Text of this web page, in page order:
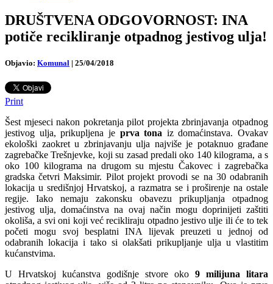
DRUŠTVENA ODGOVORNOST: INA
potiče recikliranje otpadnog jestivog ulja!
Objavio: Komunal | 25/04/2018
Print
Šest mjeseci nakon pokretanja pilot projekta zbrinjavanja otpadnog
jestivog ulja, prikupljena je prva tona iz domaćinstava. Ovakav
ekološki zaokret u zbrinjavanju ulja najviše je potaknuo građane
zagrebačke Trešnjevke, koji su zasad predali oko 140 kilograma, a s
oko 100 kilograma na drugom su mjestu Čakovec i zagrebačka
gradska četvri Maksimir. Pilot projekt provodi se na 30 odabranih
lokacija u središnjoj Hrvatskoj, a razmatra se i proširenje na ostale
regije. Iako nemaju zakonsku obavezu prikupljanja otpadnog
jestivog ulja, domaćinstva na ovaj način mogu doprinijeti zaštiti
okoliša, a svi oni koji već recikliraju otpadno jestivo ulje ili će to tek
početi mogu svoj besplatni INA lijevak preuzeti u jednoj od
odabranih lokacija i tako si olakšati prikupljanje ulja u vlastitim
kućanstvima.
U Hrvatskoj kućanstva godišnje stvore oko 9 milijuna litara